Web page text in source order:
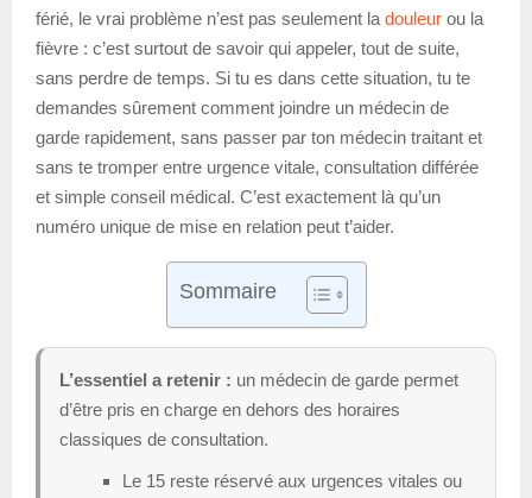
férié, le vrai problème n’est pas seulement la douleur ou la
fièvre : c’est surtout de savoir qui appeler, tout de suite,
sans perdre de temps. Si tu es dans cette situation, tu te
demandes sûrement comment joindre un médecin de
garde rapidement, sans passer par ton médecin traitant et
sans te tromper entre urgence vitale, consultation différée
et simple conseil médical. C’est exactement là qu’un
numéro unique de mise en relation peut t’aider.
Sommaire
L’essentiel a retenir : un médecin de garde permet
d’être pris en charge en dehors des horaires
classiques de consultation.
Le 15 reste réservé aux urgences vitales ou